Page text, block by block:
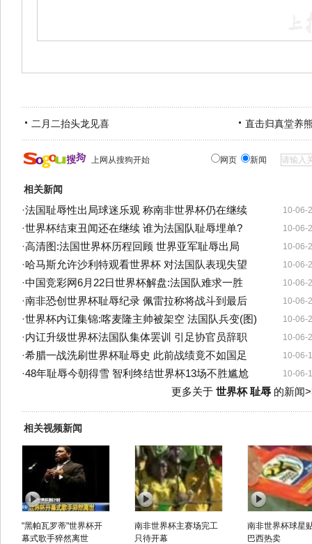
二月二抬头龙见喜 直击归真堂养
上网从搜狗开始 网页 新闻
相关新闻
10-06-
·法国耻辱性出局球迷乐观 称南非世界杯仍在继续
10-06-
·世界杯结束丑闻还在继续 谁为法国队耻辱埋单?
10-06-
·高清图:法国世界杯历程回顾 世界亚军耻辱出局
10-06-
·哈马斯允许沙利特观看世界杯 对法国队表现失望
10-06-
·中国竞彩网6月22日世界杯解盘:法国队难求一胜
10-06-
·南非恐创世界杯耻辱纪录 佩雷拉称将战斗到最后
10-06-
·世界杯内讧集锦:喀麦隆主帅被架空 法国队兵变(图)
10-06-
·内讧升级世界杯法国队集体罢训 引足协官员辞职
10-06-
·希腊一战洗刷世界杯耻辱史 此前战绩竟不如国足
10-06-
·48年耻辱今朝得雪 智利终结世界杯13场不胜尴尬
更多关于 世界杯 耻辱的新闻
相关视频新闻
"黑帕瓦罗蒂"世界杯开
幕式歌手猝然离世
南非世界杯主赛场完工
只待开幕
南非世界杯球星
巴西热卖